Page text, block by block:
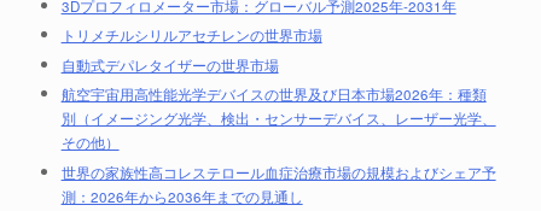
3Dプロフィロメーター市場：グローバル予測2025年-2031年
トリメチルシリルアセチレンの世界市場
自動式デパレタイザーの世界市場
航空宇宙用高性能光学デバイスの世界及び日本市場2026年：種類
別（イメージング光学、検出・センサーデバイス、レーザー光学、
その他）
世界の家族性高コレステロール血症治療市場の規模およびシェア予
測：2026年から2036年までの見通し